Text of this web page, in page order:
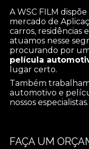
A WSC FILM
mercado de
carros, residências
atuamos nesse
procurando por
película
lugar certo.
Também
automotivo e
nossos especialistas.
FAÇA UM